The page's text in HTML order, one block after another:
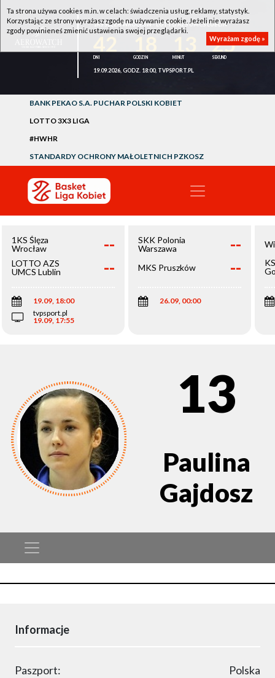
1KS ŚLĘZA WROCŁAW - LOTTO AZS UMCS LUBLIN
25
19.09.2026, GODZ. 18:00, TVPSPORT.PL
BANK PEKAO S.A. PUCHAR POLSKI KOBIET
LOTTO 3X3 LIGA
#HWHR
STANDARDY OCHRONY MAŁOLETNICH PZKOSZ
1KS Ślęza
Wrocław
--
LOTTO AZS
UMCS Lublin
--
19.09, 18:00
tvpsport.pl
19.09, 17:55
SKK Polonia
Warszawa
--
MKS Pruszków --
26.09, 00:00
13
Paulina
Gajdosz
Informacje
Paszport: Polska
Ta strona używa cookies m.in. w celach: świadczenia usług, reklamy, statystyk.
Korzystając ze strony wyrażasz zgodę na używanie cookie. Jeżeli nie wyrażasz
zgody powinieneś zmienić ustawienia swojej przeglądarki.
Wyrażam zgodę »